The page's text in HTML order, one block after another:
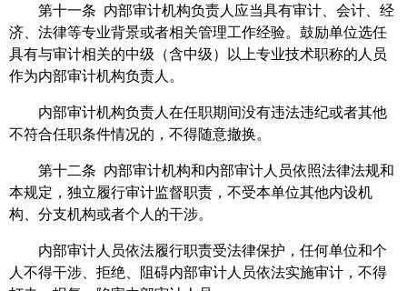
第十一条 内部审计机构负责人应当具有审计、会计、经
济、法律等专业背景或者相关管理工作经验。鼓励单位选任
具有与审计相关的中级（含中级）以上专业技术职称的人员
作为内部审计机构负责人。
内部审计机构负责人在任职期间没有违法违纪或者其他
不符合任职条件情况的，不得随意撤换。
第十二条 内部审计机构和内部审计人员依照法律法规和
本规定，独立履行审计监督职责，不受本单位其他内设机
构、分支机构或者个人的干涉。
内部审计人员依法履行职责受法律保护，任何单位和个
人不得干涉、拒绝、阻碍内部审计人员依法实施审计，不得